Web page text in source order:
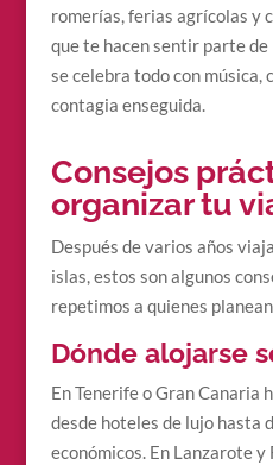
romerías, ferias agrícolas y
que te hacen sentir parte de
se celebra todo con música,
contagia enseguida.
Consejos
organizar tu
Después de varios años
islas, estos son algunos
repetimos a quienes
Dónde alojarse
En Tenerife o Gran Canaria
desde hoteles de lujo hasta
económicos. En Lanzarote